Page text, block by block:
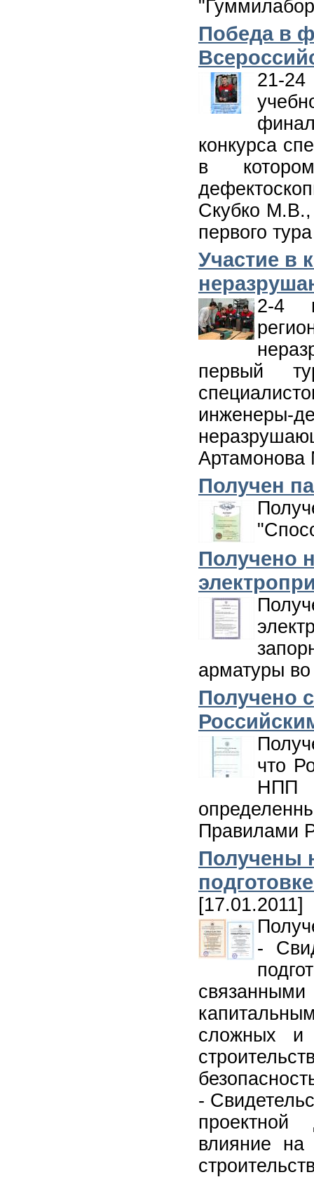
Победа в
21-
конкурса
в
Скубко М.В.,
первого
Участие в
2-4
первый
Получен
Получено
арматуры
Получено
что
НПП
Правилами
Получены
[17.01.2011]
-
связанными
сложных и
-
проектной
влияние на